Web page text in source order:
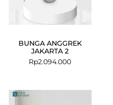
BUNGA ANGGREK
JAKARTA 2
Rp2.094.000